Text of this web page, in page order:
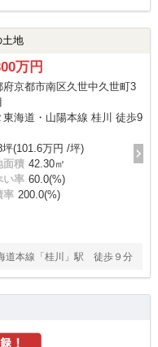
土地
万円
府京都市南区久世中久世町3
東海道・山陽本線 桂川 徒歩9
坪(101.6万円 /坪)
面積 42.30㎡
い率 60.0(%)
率 200.0(%)
道本線「桂川」駅 徒歩９分